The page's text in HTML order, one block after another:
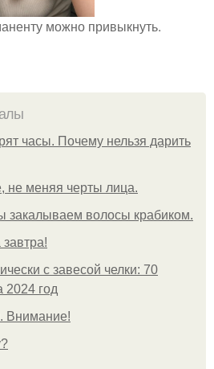
можно привыкнуть.
часы. Почему нельзя дарить
не меняя черты лица.
закалываем волосы крабиком.
с завесой челки: 70
2024 год
Внимание!